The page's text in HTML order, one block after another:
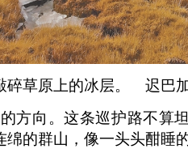
碎草原上的冰层。 迟
方向。这条巡护路不算
的群山，像一头头酣睡